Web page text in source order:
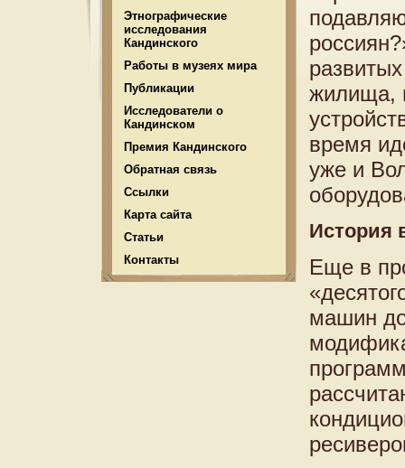
Этнографические
исследования
Кандинского
Работы в музеях мира
Публикации
Исследователи о
Кандинском
Премия Кандинского
Обратная связь
Ссылки
Карта сайта
Статьи
Контакты
жилища,
время
уже и
История
Еще в
машин